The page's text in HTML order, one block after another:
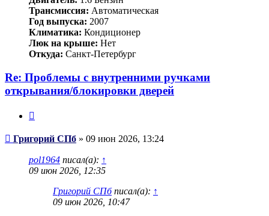
Трансмиссия: Автоматическая
Год выпуска: 2007
Климатика: Кондиционер
Люк на крыше: Нет
Откуда: Санкт-Петербург
Re: Проблемы с внутренними ручками
открывания/блокировки дверей
Сообщение
Григорий СПб » 09 июн 2026, 13:24
pol1964 писал(а): ↑
09 июн 2026, 12:35
Григорий СПбписал(а): ↑
09 июн 2026, 10:47